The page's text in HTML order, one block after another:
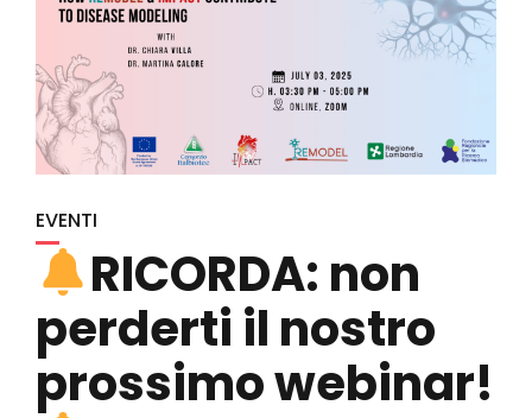
EVENTI
RICORDA: non
perderti il nostro
prossimo webinar!